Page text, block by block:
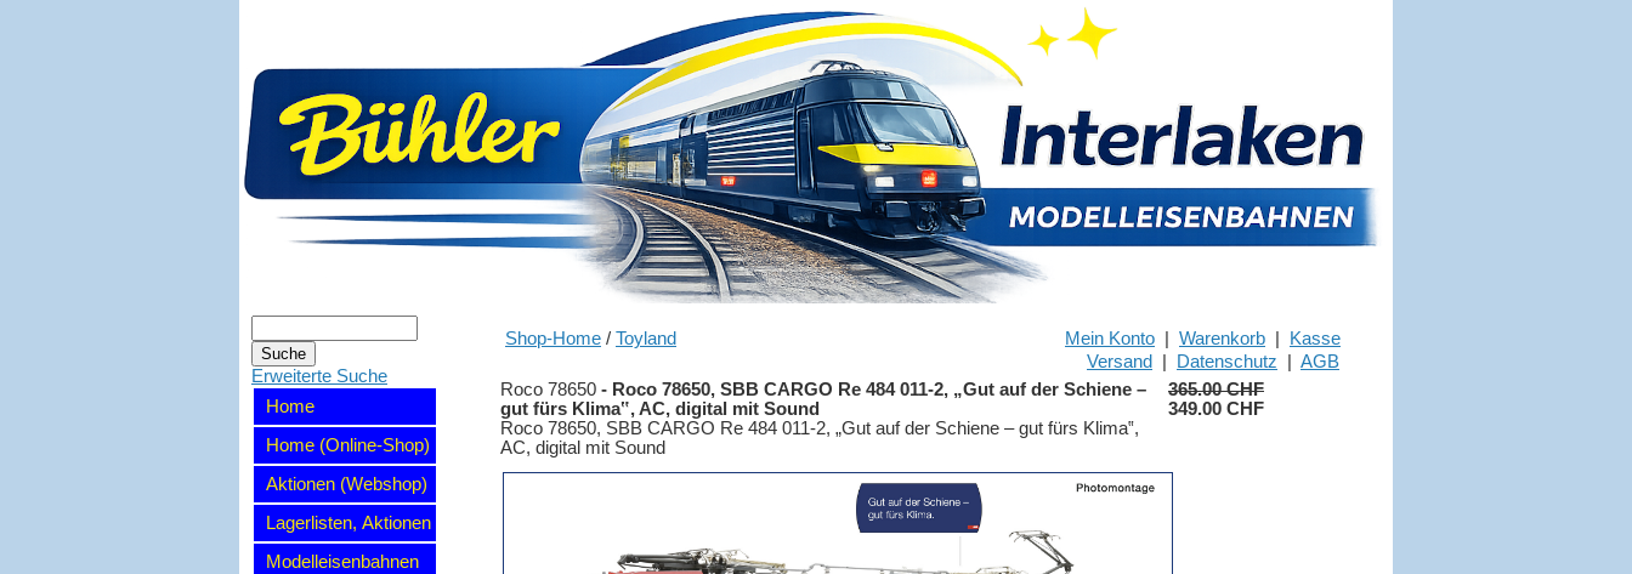
Erweiterte Suche
Home
Home (Online-Shop)
Aktionen (Webshop)
Lagerlisten, Aktionen
Modelleisenbahnen
Shop-Home / Toyland Mein Konto Warenkorb
Kasse
Versand
Datenschutz
AGB
Roco 78650 - Roco 78650, SBB CARGO Re 484 011-2, „Gut auf der Schiene –
gut fürs Klima‟, AC, digital mit Sound
Roco 78650, SBB CARGO Re 484 011-2, „Gut auf der Schiene – gut fürs Klima‟,
AC, digital mit Sound
365.00 CHF
349.00 CHF